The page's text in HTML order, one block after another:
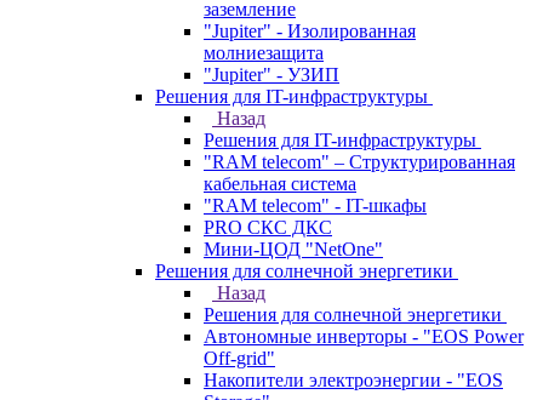
заземление
"Jupiter" - Изолированная
молниезащита
"Jupiter" - УЗИП
Решения для IT-инфраструктуры
Назад
Решения для IT-инфраструктуры
"RAM telecom" – Структурированная
кабельная система
"RAM telecom" - IT-шкафы
PRO СКС ДКС
Мини-ЦОД "NetOne"
Решения для солнечной энергетики
Назад
Решения для солнечной энергетики
Автономные инверторы - "EOS Power
Off-grid"
Накопители электроэнергии - "EOS